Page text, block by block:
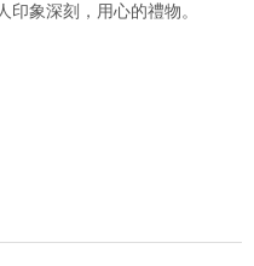
象深刻，用心的禮物。